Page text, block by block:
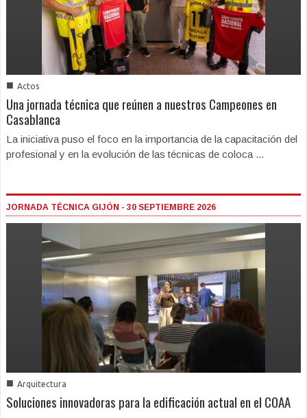
■ Actos
Una jornada técnica que reúnen a nuestros Campeones en
Casablanca
La iniciativa puso el foco en la importancia de la capacitación del
profesional y en la evolución de las técnicas de coloca ...
JORNADA TÉCNICA GIJÓN - 30 SEPTIEMBRE 2026
■ Arquitectura
Soluciones innovadoras para la edificación actual en el COAA